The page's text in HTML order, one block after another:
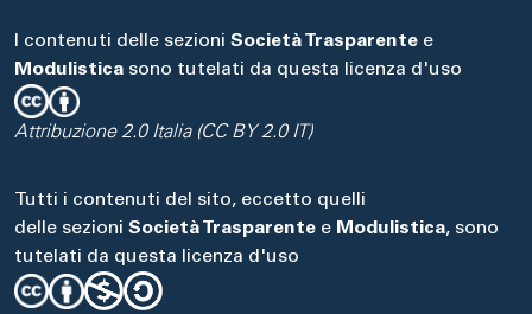
I contenuti delle sezioni Società Trasparente e
Modulistica sono tutelati da questa licenza d'uso
Attribuzione 2.0 Italia (CC BY 2.0 IT)
Tutti i contenuti del sito, eccetto quelli
delle sezioni Società Trasparente e Modulistica, sono
tutelati da questa licenza d'uso